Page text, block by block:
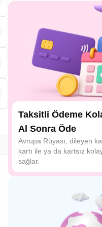
Taksitli Ödeme
Al Sonra Öde
Avrupa Rüyası, dileyen
kartı ile ya da kartsız
sağlar.